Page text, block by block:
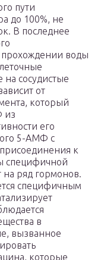
пути
до 100%, не
В последнее
воды
сосудистые
от
который
из
его
5-АМФ с
к
специфичной
ряд гормонов.
специфичным
в
вызванное
которые